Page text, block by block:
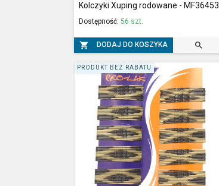
Kolczyki Xuping rodowane - MF36453
Dostępność:56 szt.
 DODAJ DO KOSZYKA 
PRODUKT BEZ RABATU